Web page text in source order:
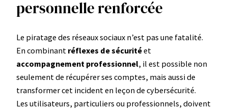
personnelle renforcée
Le piratage des réseaux sociaux n’est pas une fatalité.
En combinant réflexes de sécuritéet
accompagnement professionnel, il est possible non
seulement de récupérer ses comptes, mais aussi de
transformer cet incident en leçon de cybersécurité.
Les utilisateurs, particuliers ou professionnels, doivent